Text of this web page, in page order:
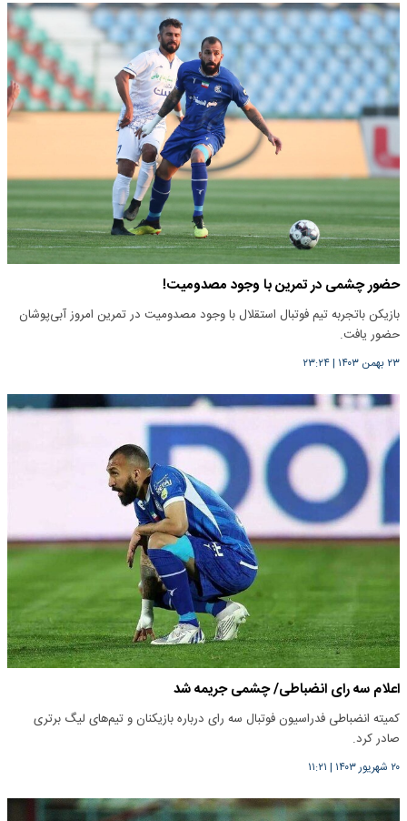
حضور چشمی در تمرین با وجود مصدومیت!
بازیکن باتجربه تیم فوتبال استقلال با وجود مصدومیت در تمرین امروز آبی‌پوشان
حضور یافت.
۲۳ بهمن ۱۴۰۳ |۲۳:۲۴
اعلام سه رای انضباطی/ چشمی جریمه شد
کمیته انضباطی فدراسیون فوتبال سه رای درباره بازیکنان و تیم‌های لیگ برتری
صادر کرد.
۲۰ شهریور ۱۴۰۳ | ۱۱:۲۱